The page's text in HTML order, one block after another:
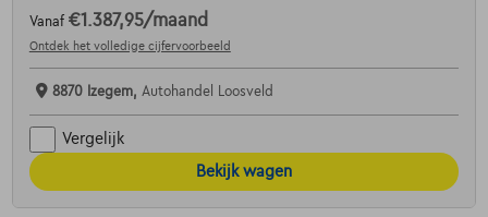
Vanaf €1.387,95/maand
Ontdek het volledige cijfervoorbeeld
8870 Izegem, Autohandel Loosveld
Vergelijk
Bekijk wagen